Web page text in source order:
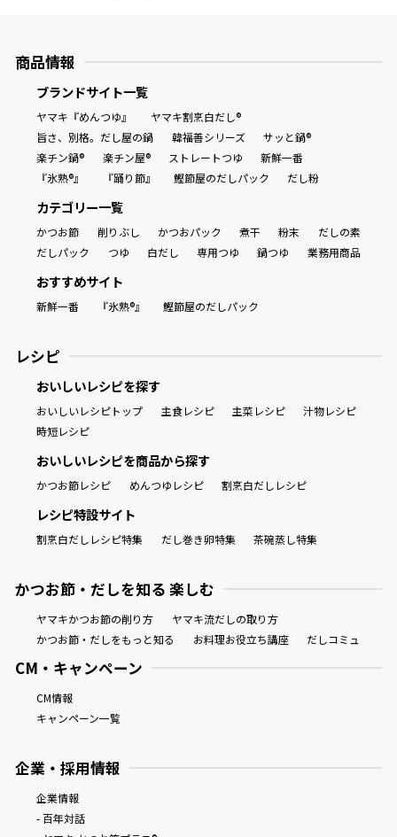
商品情報
ブランドサイト一覧
ヤマキ『めんつゆ』
ヤマキ割烹白だし®
旨さ、別格。だし屋の鍋
韓福善シリーズ
サッと鍋®
楽チン鍋®
楽チン屋® ストレートつゆ
新鮮一番
『氷熟®』
『踊り節』 鰹節屋のだしパック だし粉
カテゴリー一覧
かつお節 削りぶし かつおパック 煮干 粉末
だしの素
だしパック
つゆ 白だし 専用つゆ 鍋つゆ 業務用商品
おすすめサイト
新鮮一番 『氷熟®』 鰹節屋のだしパック
レシピ
おいしいレシピを探す
おいしいレシピトップ 主食レシピ 主菜レシピ
汁物レシピ
時短レシピ
おいしいレシピを商品から探す
かつお節レシピ めんつゆレシピ 割烹白だしレシピ
レシピ特設サイト
割烹白だしレシピ特集 だし巻き卵特集 茶碗蒸し特集
かつお節・だしを知る 楽しむ
ヤマキかつお節の削り方
ヤマキ流だしの取り方
かつお節・だしをもっと知る
お料理お役立ち講座 だしコミュ
CM・キャンペーン
CM情報
キャンペーン一覧
企業・採用情報
企業情報
- 百年対話